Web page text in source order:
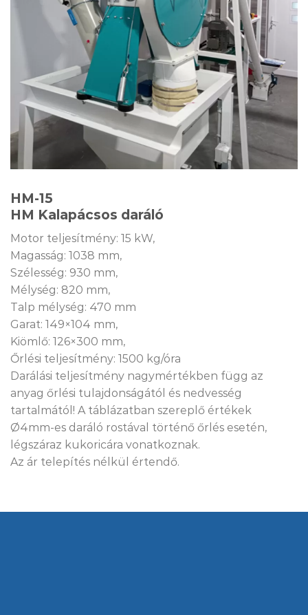
HM-15
HM Kalapácsos daráló
Motor teljesítmény: 15 kW,
Magasság: 1038 mm,
Szélesség: 930 mm,
Mélység: 820 mm,
Talp mélység: 470 mm
Garat: 149×104 mm,
Kiömlő: 126×300 mm,
Őrlési teljesítmény: 1500 kg/óra
Darálási teljesítmény nagymértékben függ az
anyag őrlési tulajdonságától és nedvesség
tartalmától! A táblázatban szereplő értékek
Ø4mm-es daráló rostával történő őrlés esetén,
légszáraz kukoricára vonatkoznak.
Az ár telepítés nélkül értendő.